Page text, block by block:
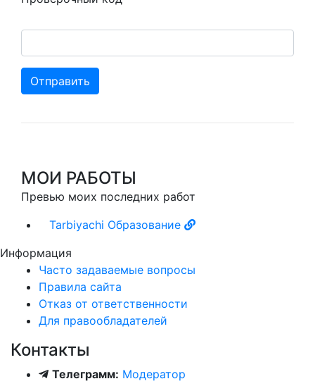
Отправить
МОИ РАБОТЫ
Превью моих последних работ
Tarbiyachi Образование
Информация
Часто задаваемые вопросы
Правила сайта
Отказ от ответственности
Для правообладателей
Контакты
Телеграмм: Модератор